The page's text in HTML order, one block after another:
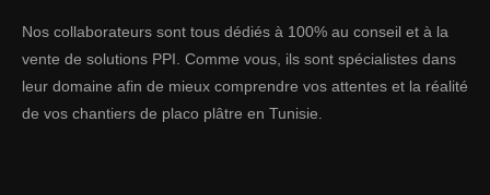
Nos collaborateurs sont tous dédiés à 100% au conseil et à la
vente de solutions PPI. Comme vous, ils sont spécialistes dans
leur domaine afin de mieux comprendre vos attentes et la réalité
de vos chantiers de placo plâtre en Tunisie.